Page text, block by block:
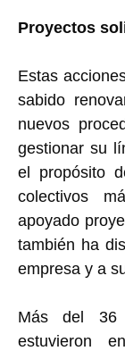
Proyectos
Estas
sabido
nuevos
gestionar su
el propósito
colectivos
apoyado
también ha
empresa y a
Más del 36
estuvieron